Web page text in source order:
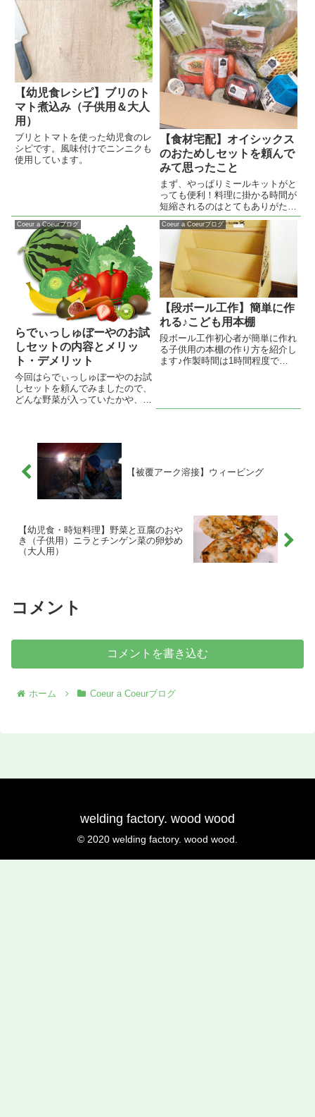
【幼児食レシピ】ブリのト
マト煮込み（子供用＆大人
用）
ブリとトマトを使った幼児食のレ
シピです。風味付けでニンニクも
使用しています。
【食材宅配】オイシックス
のおためしセットを頼んで
みて思ったこと
まず、やっぱりミールキットがと
っても便利！料理に掛かる時間が
短縮されるのはとてもありがたい
です！２セットも入っていたので
お得感がありました♪
Coeur a Coeurブログ
らでぃっしゅぼーやのお試
しセットの内容とメリッ
ト・デメリット
今回はらでぃっしゅぼーやのお試
しセットを頼んでみましたので、
どんな野菜が入っていたかや、メ
Coeur a Coeurブログ
【段ボール工作】簡単に作
れる♪こども用本棚
段ボール工作初心者が簡単に作れ
る子供用の本棚の作り方を紹介し
ます♪作製時間は1時間程度で
【被覆アーク溶接】ウィービング
【幼児食・時短料理】野菜と豆腐のおや
き（子供用）ニラとチンゲン菜の卵炒め
（大人用）
コメント
コメントを書き込む
ホーム Coeur a Coeurブログ
welding factory. wood wood
© 2020 welding factory. wood wood.